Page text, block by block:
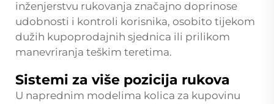
inženjerstvu rukovanja značajno doprinose
udobnosti i kontroli korisnika, osobito tijekom
dužih kupoprodajnih sjednica ili prilikom
manevriranja teškim teretima.
Sistemi za više pozicija rukova
U naprednim modelima kolica za kupovinu